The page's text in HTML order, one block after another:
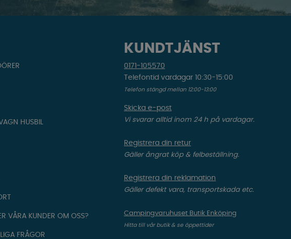
HUSBIL
VÅRA KUNDER OM OSS?
FRÅGOR
KUNDTJÄNST
0171-105570
Telefontid vardagar 10:30-15:00
Telefon stängd mellan 12:00-13:00
Skicka e-post
Vi svarar alltid inom 24 h på vardagar.
Registrera din retur
Gäller ångrat köp & felbeställning.
Registrera din reklamation
Gäller defekt vara, transportskada etc.
Campingvaruhuset Butik Enköping
Hitta till vår butik & se öppettider